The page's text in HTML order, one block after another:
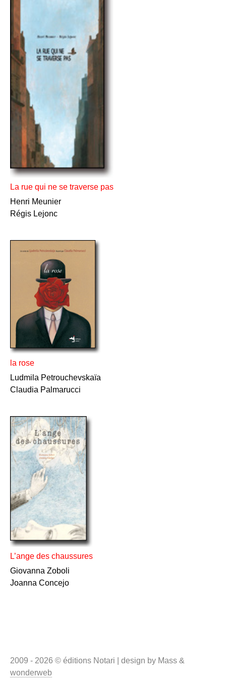
La rue qui ne se traverse pas
Henri Meunier
Régis Lejonc
la rose
Ludmila Petrouchevskaïa
Claudia Palmarucci
L’ange des chaussures
Giovanna Zoboli
Joanna Concejo
2009 - 2026 © éditions Notari | design by Mass &
wonderweb